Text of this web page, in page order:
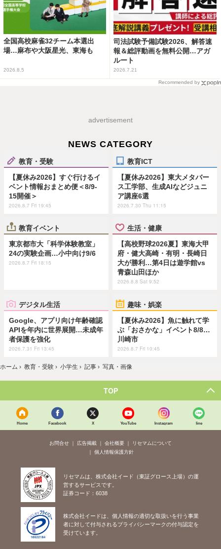
全国高校麻雀32チーム本選出
場…麻布や大阪星光、東海も
2026.8.5
司法試験予備試験2026、解答速
報＆総評動画を無料公開…アガ
ルート
2026.7.21
Recommended by
advertisement
NEWS CATEGORY
教育・受験
【夏休み2026】すぐ行けるイ
ベント情報おまとめ便＜8/9-
15開催＞
2026.8.7 Fri 19:45
教育ICT
【夏休み2026】東大メタバー
ス工学部、生成AIなどジュニ
ア講座6選
2026.7.30 Thu 11:15
教育イベント
東京都市大「科学体験教室」
24の実験企画…小中向け9/6
2026.8.7 Fri 18:15
生活・健康
【高校野球2026夏】東海大甲
府・健大高崎・有明・長崎日
大が勝利…第4日は遊学館vs
青森山田ほか
2026.8.8 Sat 9:52
デジタル生活
Google、アプリ向け年齢確認
APIを年内に世界展開…未成年
者保護を強化
2026.7.31 Fri 13:45
趣味・娯楽
【夏休み2026】魚に触れて学
ぶ「おさかな」イベント8/8…
川崎市
2026.8.7 Fri 10:45
ホーム › 教育・受験 › 小学生 › 記事 › 写真・画像
TOP
Home Facebook X YouTube Instagram line
お問合せ 広告掲載 会社概要
リセマムについて
個人情報保護方針
リセマムは、株式会社イード（東証グロース上場）の運
営するサービスです。
証券コード：6038
株式会社イードは、個人情報の適切な取扱いを行う事業
者に対して付与されるプライバシーマークの付与認定を
受けています。